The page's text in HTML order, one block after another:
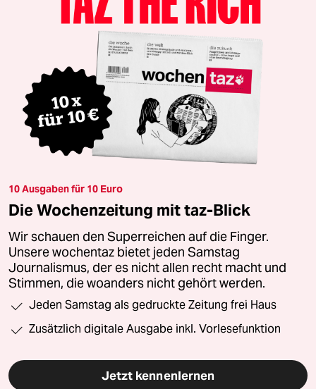
10 Ausgaben für 10 Euro
Die Wochenzeitung mit taz-Blick
Wir schauen den Superreichen auf die Finger.
Unsere wochentaz bietet jeden Samstag
Journalismus, der es nicht allen recht macht und
Stimmen, die woanders nicht gehört werden.
Jeden Samstag als gedruckte Zeitung frei Haus
Zusätzlich digitale Ausgabe inkl. Vorlesefunktion
Jetzt kennenlernen